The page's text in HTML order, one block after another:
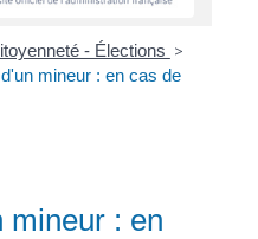
- Élections >
mineur : en cas de
mineur : en